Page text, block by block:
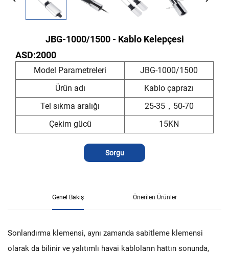
JBG-1000/1500 - Kablo Kelepçesi
ASD:2000
Model Parametreleri
JBG-1000/1500
Ürün adı
Kablo çaprazı
Tel sıkma aralığı
25-35，50-70
Çekim gücü
15KN
Sorgu
Genel Bakış Önerilen Ürünler
Sonlandırma klemensi, aynı zamanda sabitleme klemensi
olarak da bilinir ve yalıtımlı havai kabloların hattın sonunda,